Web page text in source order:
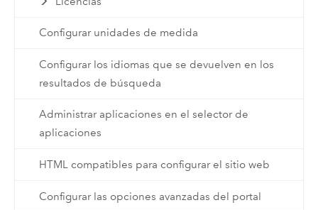
Configurar unidades de medida
Configurar los idiomas que se devuelven en los
resultados de búsqueda
Administrar aplicaciones en el selector de
aplicaciones
HTML compatibles para configurar el sitio web
Configurar las opciones avanzadas del portal